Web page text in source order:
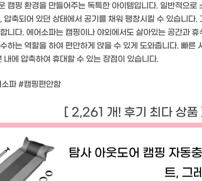
캠핑 환경을 만들어주는 독특한 아이템입니다. 일반적으로
압축되어 있던 상태에서 공기를 채워 팽창시킬 수 있습니다
니다. 에어소파는 캠핑이나 야외에서도 살아있는 공간과 휴
하는 역할을 하여 편안하게 앉을 수 있게 도와줍니다. 빠른
내에 압축하여 휴대할 수 있는 장점이 있습니다.
파 #캠핑편안함
[ 2,261 개! 후기 최다 상품
탐사 아웃도어 캠핑 자동
트, 그